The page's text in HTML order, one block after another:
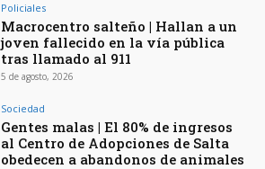
Policiales
Macrocentro salteño | Hallan a un
joven fallecido en la vía pública
tras llamado al 911
5 de agosto, 2026
Sociedad
Gentes malas | El 80% de ingresos
al Centro de Adopciones de Salta
obedecen a abandonos de animales